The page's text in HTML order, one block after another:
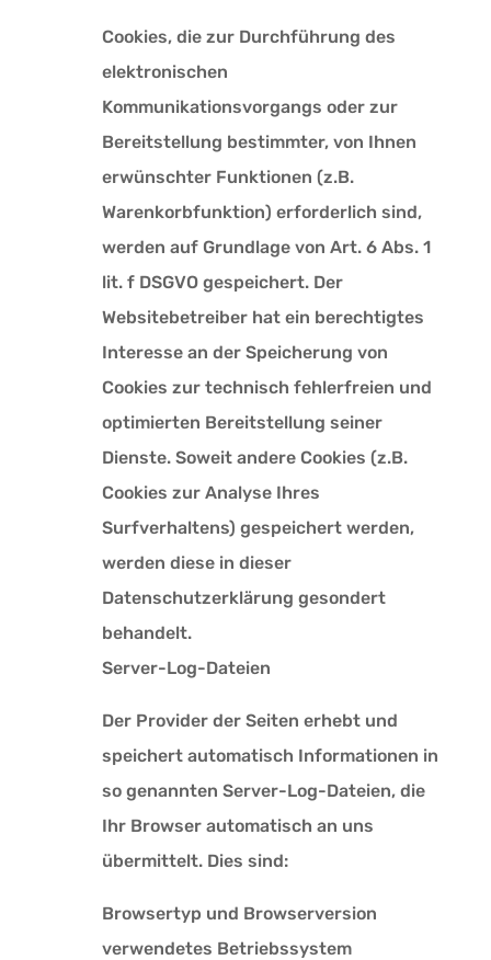
Cookies, die zur Durchführung des
elektronischen
Kommunikationsvorgangs oder zur
Bereitstellung bestimmter, von Ihnen
erwünschter Funktionen (z.B.
Warenkorbfunktion) erforderlich sind,
werden auf Grundlage von Art. 6 Abs. 1
lit. f DSGVO gespeichert. Der
Websitebetreiber hat ein berechtigtes
Interesse an der Speicherung von
Cookies zur technisch fehlerfreien und
optimierten Bereitstellung seiner
Dienste. Soweit andere Cookies (z.B.
Cookies zur Analyse Ihres
Surfverhaltens) gespeichert werden,
werden diese in dieser
Datenschutzerklärung gesondert
behandelt.
Server-Log-Dateien
Der Provider der Seiten erhebt und
speichert automatisch Informationen in
so genannten Server-Log-Dateien, die
Ihr Browser automatisch an uns
übermittelt. Dies sind:
Browsertyp und Browserversion
verwendetes Betriebssystem